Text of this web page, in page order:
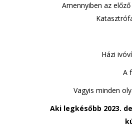
Amennyiben az
Házi
A
Vagyis minden
Aki legkésőbb 2023.